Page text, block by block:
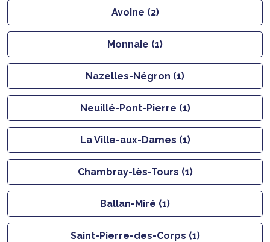
Avoine (2)
Monnaie (1)
Nazelles-Négron (1)
Neuillé-Pont-Pierre (1)
La Ville-aux-Dames (1)
Chambray-lès-Tours (1)
Ballan-Miré (1)
Saint-Pierre-des-Corps (1)